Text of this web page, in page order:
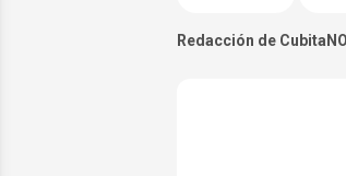
Redacción de